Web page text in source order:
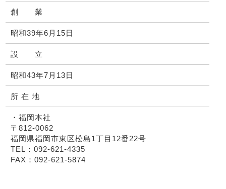
創 業
昭和39年6月15日
設 立
昭和43年7月13日
所 在 地
・福岡本社
〒812-0062
福岡県福岡市東区松島1丁目12番22号
TEL：092-621-4335
FAX：092-621-5874